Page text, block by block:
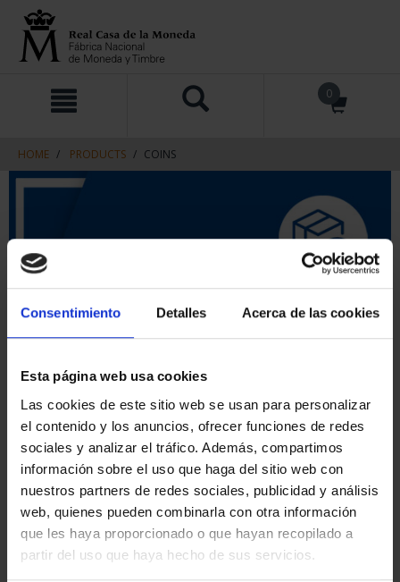
Consentimiento Detalles Acerca de las cookies
Esta página web usa cookies
Las cookies de este sitio web se usan para personalizar
el contenido y los anuncios, ofrecer funciones de redes
sociales y analizar el tráfico. Además, compartimos
información sobre el uso que haga del sitio web con
nuestros partners de redes sociales, publicidad y análisis
web, quienes pueden combinarla con otra información
que les haya proporcionado o que hayan recopilado a
partir del uso que haya hecho de sus servicios.
navigation
0
HOME PRODUCTS COINS
SORT BY:
REFINE